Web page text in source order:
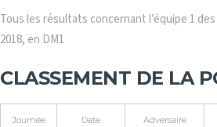
Tous les résultats concernant l’équipe 1
2018, en DM1
CLASSEMENT DE LA
Journée Date Adversaire